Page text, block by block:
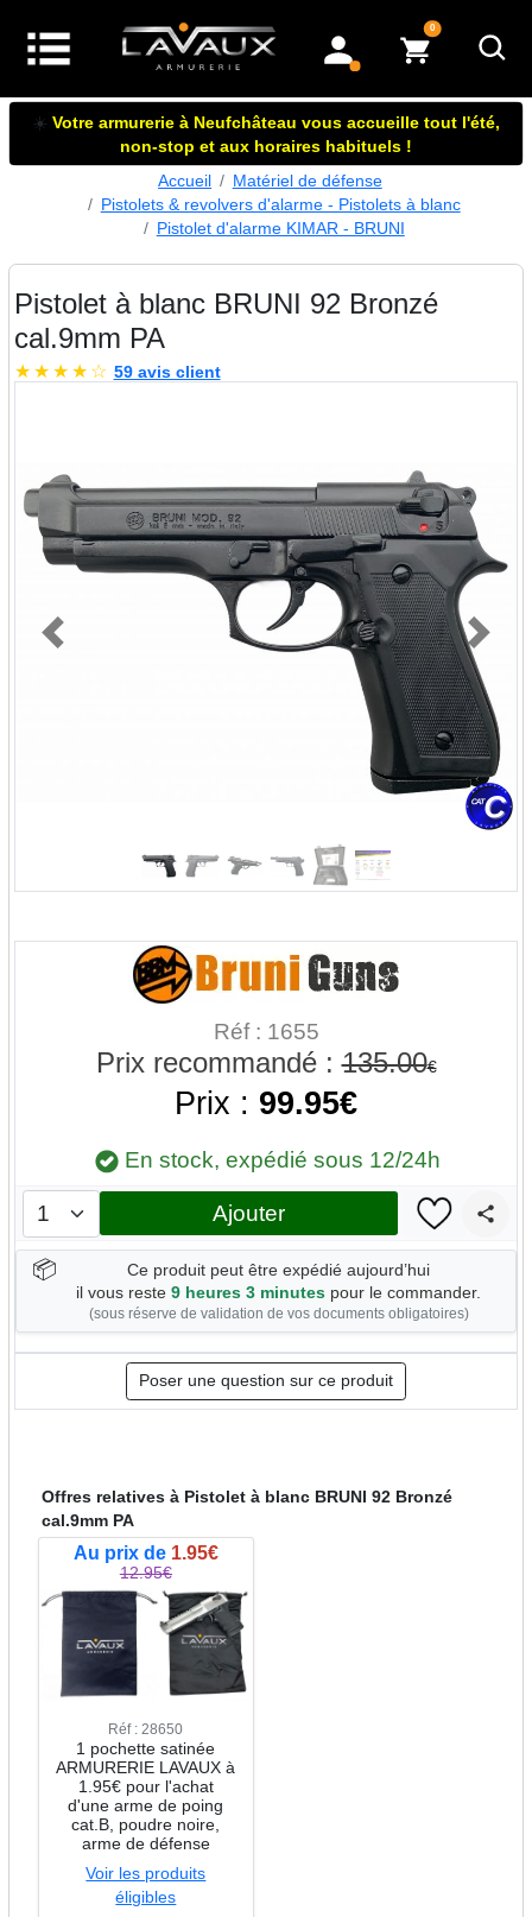
mon compte
0articles dans le panier
☀️ Votre armurerie à Neufchâteau vous accueille tout l'été,
non-stop et aux horaires habituels !
Accueil
Matériel de défense
Pistolets & revolvers d'alarme - Pistolets à blanc
Pistolet d'alarme KIMAR - BRUNI
Pistolet à blanc BRUNI 92 Bronzé
cal.9mm PA
★ ★ ★ ★ ☆ 59 avis client
Previous Next
Réf : 1655
Prix recommandé :135.00€
Prix : 99.95€
En stock, expédié sous 12/24h
Ajouter
📦
Ce produit peut être expédié aujourd’hui
il vous reste 9 heures 3 minutes pour le commander.
(sous réserve de validation de vos documents obligatoires)
Poser une question sur ce produit
Offres relatives à Pistolet à blanc BRUNI 92 Bronzé
cal.9mm PA
Au prix de 1.95€
12.95€
Réf : 28650
1 pochette satinée
ARMURERIE LAVAUX à
1.95€ pour l'achat
d'une arme de poing
cat.B, poudre noire,
arme de défense
Voir les produits
éligibles